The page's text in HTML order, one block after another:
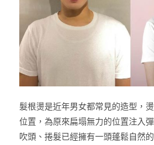
髮根燙是近年男女都常見的造型，
位置，為原來扁塌無力的位置注入
吹頭、捲髮已經擁有一頭蓬鬆自然